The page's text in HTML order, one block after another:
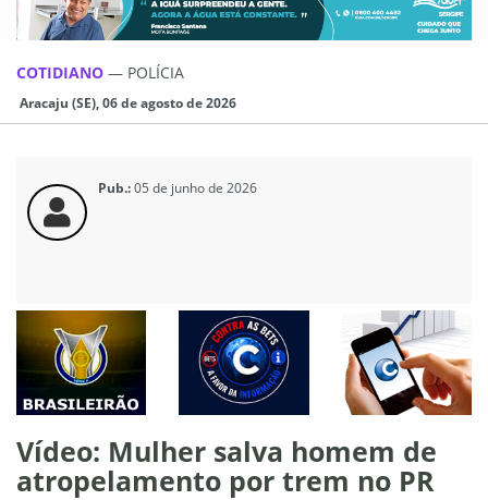
COTIDIANO — POLÍCIA
Aracaju (SE), 06 de agosto de 2026
Pub.:05 de junho de 2026
Vídeo: Mulher salva homem de
atropelamento por trem no PR